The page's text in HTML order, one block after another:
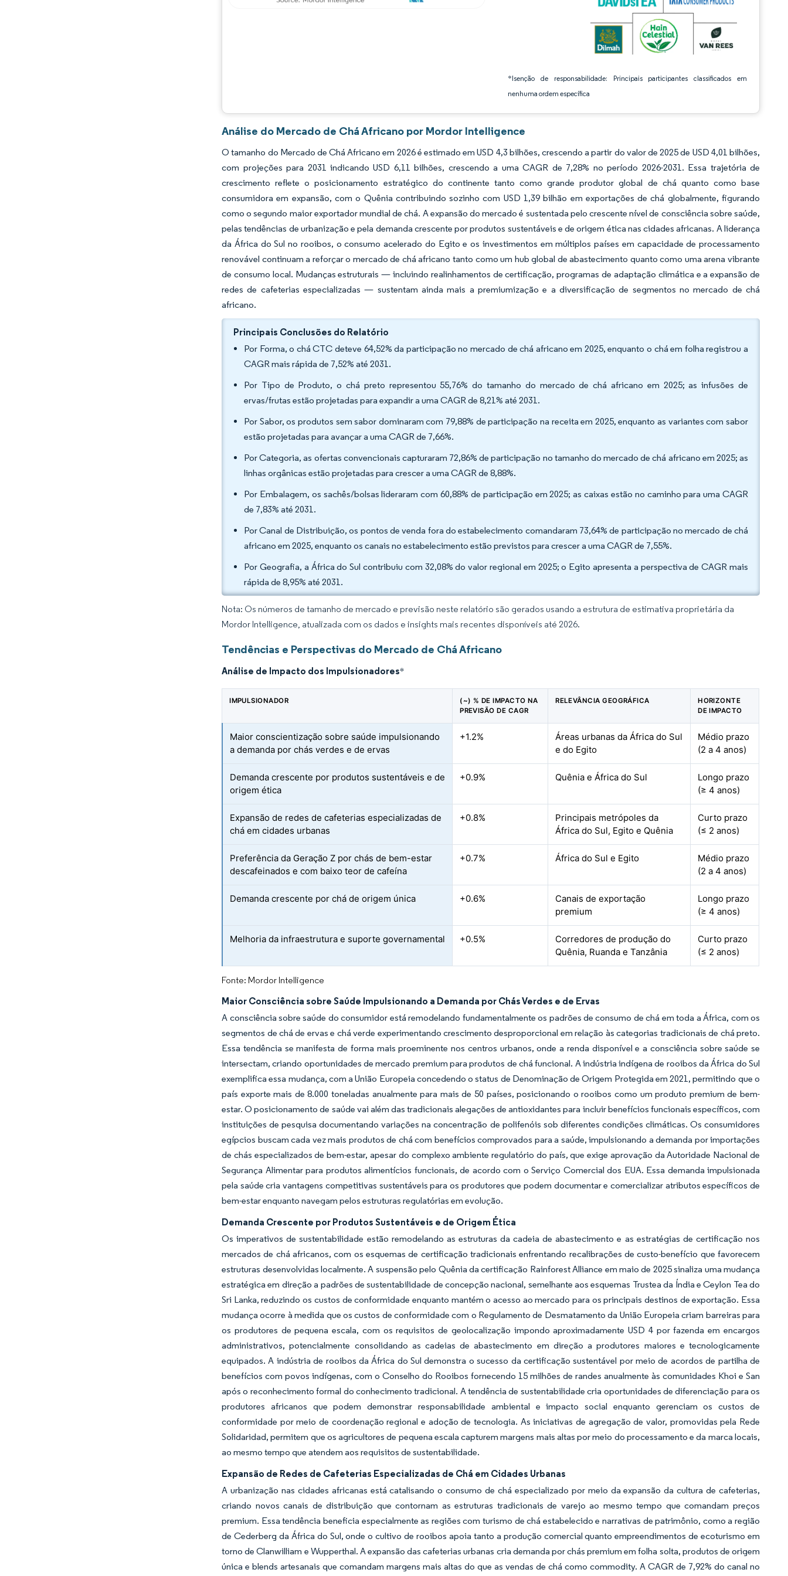
*Isenção de responsabilidade: Principais participantes classificados em
nenhuma ordem específica
Análise do Mercado de Chá Africano por Mordor Intelligence
O tamanho do Mercado de Chá Africano em 2026 é estimado em USD 4,3 bilhões, crescendo a partir do valor de 2025 de USD 4,01 bilhões,
com projeções para 2031 indicando USD 6,11 bilhões, crescendo a uma CAGR de 7,28% no período 2026-2031. Essa trajetória de
crescimento reflete o posicionamento estratégico do continente tanto como grande produtor global de chá quanto como base
consumidora em expansão, com o Quênia contribuindo sozinho com USD 1,39 bilhão em exportações de chá globalmente, figurando
como o segundo maior exportador mundial de chá. A expansão do mercado é sustentada pelo crescente nível de consciência sobre saúde,
pelas tendências de urbanização e pela demanda crescente por produtos sustentáveis e de origem ética nas cidades africanas. A liderança
da África do Sul no rooibos, o consumo acelerado do Egito e os investimentos em múltiplos países em capacidade de processamento
renovável continuam a reforçar o mercado de chá africano tanto como um hub global de abastecimento quanto como uma arena vibrante
de consumo local. Mudanças estruturais — incluindo realinhamentos de certificação, programas de adaptação climática e a expansão de
redes de cafeterias especializadas — sustentam ainda mais a premiumização e a diversificação de segmentos no mercado de chá
africano.
Principais Conclusões do Relatório
Por Forma, o chá CTC deteve 64,52% da participação no mercado de chá africano em 2025, enquanto o chá em folha registrou a
CAGR mais rápida de 7,52% até 2031.
Por Tipo de Produto, o chá preto representou 55,76% do tamanho do mercado de chá africano em 2025; as infusões de
ervas/frutas estão projetadas para expandir a uma CAGR de 8,21% até 2031.
Por Sabor, os produtos sem sabor dominaram com 79,88% de participação na receita em 2025, enquanto as variantes com sabor
estão projetadas para avançar a uma CAGR de 7,66%.
Por Categoria, as ofertas convencionais capturaram 72,86% de participação no tamanho do mercado de chá africano em 2025; as
linhas orgânicas estão projetadas para crescer a uma CAGR de 8,88%.
Por Embalagem, os sachês/bolsas lideraram com 60,88% de participação em 2025; as caixas estão no caminho para uma CAGR
de 7,83% até 2031.
Por Canal de Distribuição, os pontos de venda fora do estabelecimento comandaram 73,64% de participação no mercado de chá
africano em 2025, enquanto os canais no estabelecimento estão previstos para crescer a uma CAGR de 7,55%.
Por Geografia, a África do Sul contribuiu com 32,08% do valor regional em 2025; o Egito apresenta a perspectiva de CAGR mais
rápida de 8,95% até 2031.
Nota: Os números de tamanho de mercado e previsão neste relatório são gerados usando a estrutura de estimativa proprietária da
Mordor Intelligence, atualizada com os dados e insights mais recentes disponíveis até 2026.
Tendências e Perspectivas do Mercado de Chá Africano
Análise de Impacto dos Impulsionadores*
IMPULSIONADOR
(~) % DE IMPACTO NA
PREVISÃO DE CAGR
RELEVÂNCIA GEOGRÁFICA
HORIZONTE
DE IMPACTO
Maior conscientização sobre saúde impulsionando
a demanda por chás verdes e de ervas
+1.2%
Áreas urbanas da África do Sul
e do Egito
Médio prazo
(2 a 4 anos)
Demanda crescente por produtos sustentáveis e de
origem ética
+0.9% Quênia e África do Sul
Longo prazo
(≥ 4 anos)
Expansão de redes de cafeterias especializadas de
chá em cidades urbanas
+0.8%
Principais metrópoles da
África do Sul, Egito e Quênia
Curto prazo
(≤ 2 anos)
Preferência da Geração Z por chás de bem-estar
descafeinados e com baixo teor de cafeína
+0.7% África do Sul e Egito
Médio prazo
(2 a 4 anos)
Demanda crescente por chá de origem única +0.6%
Canais de exportação
premium
Longo prazo
(≥ 4 anos)
Melhoria da infraestrutura e suporte governamental +0.5%
Corredores de produção do
Quênia, Ruanda e Tanzânia
Curto prazo
(≤ 2 anos)
Fonte: Mordor Intelligence
Maior Consciência sobre Saúde Impulsionando a Demanda por Chás Verdes e de Ervas
A consciência sobre saúde do consumidor está remodelando fundamentalmente os padrões de consumo de chá em toda a África, com os
segmentos de chá de ervas e chá verde experimentando crescimento desproporcional em relação às categorias tradicionais de chá preto.
Essa tendência se manifesta de forma mais proeminente nos centros urbanos, onde a renda disponível e a consciência sobre saúde se
intersectam, criando oportunidades de mercado premium para produtos de chá funcional. A indústria indígena de rooibos da África do Sul
exemplifica essa mudança, com a União Europeia concedendo o status de Denominação de Origem Protegida em 2021, permitindo que o
país exporte mais de 8.000 toneladas anualmente para mais de 50 países, posicionando o rooibos como um produto premium de bem-
estar. O posicionamento de saúde vai além das tradicionais alegações de antioxidantes para incluir benefícios funcionais específicos, com
instituições de pesquisa documentando variações na concentração de polifenóis sob diferentes condições climáticas. Os consumidores
egípcios buscam cada vez mais produtos de chá com benefícios comprovados para a saúde, impulsionando a demanda por importações
de chás especializados de bem-estar, apesar do complexo ambiente regulatório do país, que exige aprovação da Autoridade Nacional de
Segurança Alimentar para produtos alimentícios funcionais, de acordo com o Serviço Comercial dos EUA. Essa demanda impulsionada
pela saúde cria vantagens competitivas sustentáveis para os produtores que podem documentar e comercializar atributos específicos de
bem-estar enquanto navegam pelos estruturas regulatórias em evolução.
Demanda Crescente por Produtos Sustentáveis e de Origem Ética
Os imperativos de sustentabilidade estão remodelando as estruturas da cadeia de abastecimento e as estratégias de certificação nos
mercados de chá africanos, com os esquemas de certificação tradicionais enfrentando recalibrações de custo-benefício que favorecem
estruturas desenvolvidas localmente. A suspensão pelo Quênia da certificação Rainforest Alliance em maio de 2025 sinaliza uma mudança
estratégica em direção a padrões de sustentabilidade de concepção nacional, semelhante aos esquemas Trustea da Índia e Ceylon Tea do
Sri Lanka, reduzindo os custos de conformidade enquanto mantém o acesso ao mercado para os principais destinos de exportação. Essa
mudança ocorre à medida que os custos de conformidade com o Regulamento de Desmatamento da União Europeia criam barreiras para
os produtores de pequena escala, com os requisitos de geolocalização impondo aproximadamente USD 4 por fazenda em encargos
administrativos, potencialmente consolidando as cadeias de abastecimento em direção a produtores maiores e tecnologicamente
equipados. A indústria de rooibos da África do Sul demonstra o sucesso da certificação sustentável por meio de acordos de partilha de
benefícios com povos indígenas, com o Conselho do Rooibos fornecendo 15 milhões de randes anualmente às comunidades Khoi e San
após o reconhecimento formal do conhecimento tradicional. A tendência de sustentabilidade cria oportunidades de diferenciação para os
produtores africanos que podem demonstrar responsabilidade ambiental e impacto social enquanto gerenciam os custos de
conformidade por meio de coordenação regional e adoção de tecnologia. As iniciativas de agregação de valor, promovidas pela Rede
Solidaridad, permitem que os agricultores de pequena escala capturem margens mais altas por meio do processamento e da marca locais,
ao mesmo tempo que atendem aos requisitos de sustentabilidade.
Expansão de Redes de Cafeterias Especializadas de Chá em Cidades Urbanas
A urbanização nas cidades africanas está catalisando o consumo de chá especializado por meio da expansão da cultura de cafeterias,
criando novos canais de distribuição que contornam as estruturas tradicionais de varejo ao mesmo tempo que comandam preços
premium. Essa tendência beneficia especialmente as regiões com turismo de chá estabelecido e narrativas de patrimônio, como a região
de Cederberg da África do Sul, onde o cultivo de rooibos apoia tanto a produção comercial quanto empreendimentos de ecoturismo em
torno de Clanwilliam e Wupperthal. A expansão das cafeterias urbanas cria demanda por chás premium em folha solta, produtos de origem
única e blends artesanais que comandam margens mais altas do que as vendas de chá como commodity. A CAGR de 7,92% do canal no